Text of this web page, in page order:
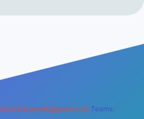
backlinkpaneli@gmail.com Teams: